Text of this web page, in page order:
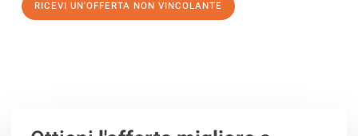
RICEVI UN'OFFERTA NON VINCOLANTE